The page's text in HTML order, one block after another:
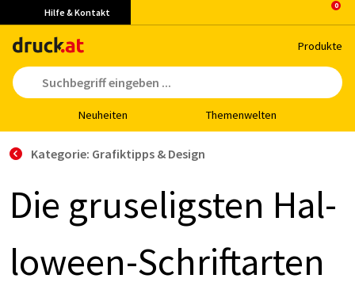
Hilfe & Kontakt
Pro­duk­te
Neu­hei­ten The­men­wel­ten
Kategorie: Grafiktipps & Design
Die gru­se­ligs­ten Hal­
lo­ween-Schrift­ar­ten